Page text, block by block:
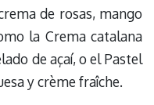
de rosas, mango
la Crema catalana
de açaí, o el Pastel
y crème fraîche.